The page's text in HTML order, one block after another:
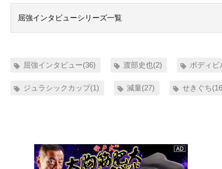
屈強インタビューシリーズ一覧
屈強インタビュー(36) 渡部史也(2) ボディビ
ジュラシックカップ(1) 減量(27) せきぐち